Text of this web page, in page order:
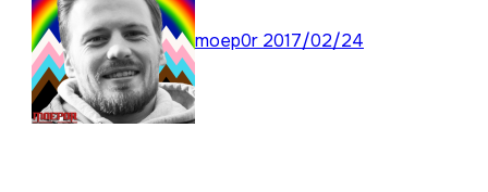
moep0r 2017/02/24